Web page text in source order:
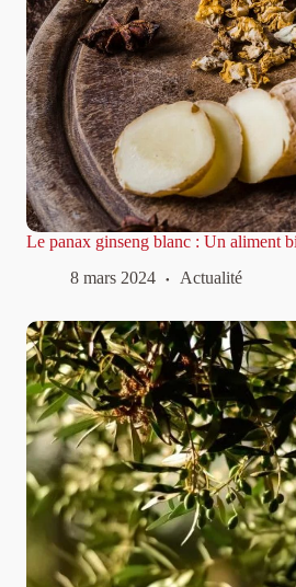
Le panax ginseng blanc : Un aliment
8 mars 2024
Actualité